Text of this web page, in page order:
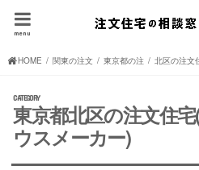
menu
HOME 関東の注文住宅(住宅メーカー、ハウス
東京都の注文住宅(住宅メ
北区の注文
東京都北区の注文住
ウスメーカー)